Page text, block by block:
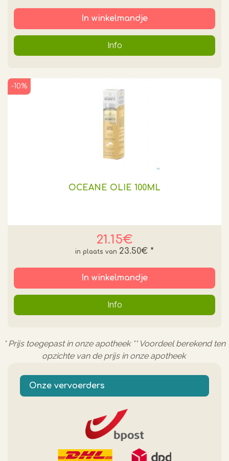
In winkelmandje
Info
OCEANE OLIE 100ML
21.15€
-10%
23.50€ *
In winkelmandje
Info
* Prijs toegepast in onze apotheek ** Voordeel berekend ten
opzichte van de prijs in onze apotheek
Onze vervoerders